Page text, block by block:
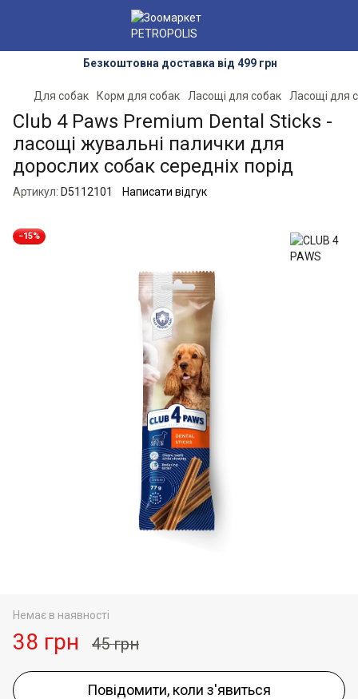
Безкоштовна доставка від 499 грн
Для собак Корм для собак Ласощі для собак Ласощі для
Club 4 Paws Premium Dental Sticks -
ласощі жувальні палички для
дорослих собак середніх порід
Артикул: D5112101 Написати відгук
−15%
Немає в наявності
38 грн 45 грн
Повідомити, коли з'явиться